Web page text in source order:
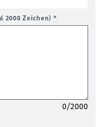
2000 Zeichen) *
0/2000